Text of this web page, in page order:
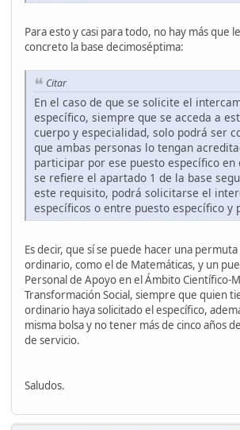
Para esto y casi para todo, no hay más que
concreto la base decimoséptima:
Citar
En el caso de que se solicite el
específico, siempre que se acceda a
cuerpo y especialidad, solo podrá ser
que ambas personas lo tengan
participar por ese puesto específico
se refiere el apartado 1 de la base
este requisito, podrá solicitarse el
específicos o entre puesto específico y
Es decir, que sí se puede hacer una
ordinario, como el de Matemáticas, y un
Personal de Apoyo en el Ámbito Científico-
Transformación Social, siempre que quien
ordinario haya solicitado el específico,
misma bolsa y no tener más de cinco años
de servicio.
Saludos.